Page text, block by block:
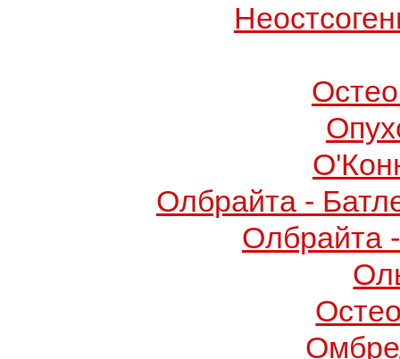
Олбрайта -
Олбрайта